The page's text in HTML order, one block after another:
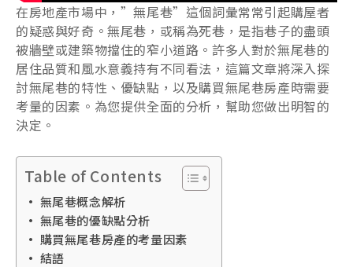
在房地產市場中，”無尾巷”這個詞彙常常引起購屋者
的疑惑與好奇。無尾巷，或稱為死巷，是指巷子的盡頭
被牆壁或建築物擋住的窄小道路。許多人對於無尾巷的
居住品質和風水意義持有不同看法，這篇文章將深入探
討無尾巷的特性、優缺點，以及購買無尾巷房產時需要
考量的因素。為您提供全面的分析，幫助您做出明智的
決定。
Table of Contents
無尾巷概念解析
無尾巷的優缺點分析
購買無尾巷房產的考量因素
結語